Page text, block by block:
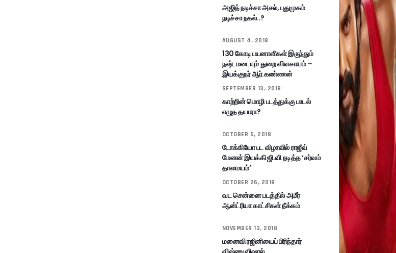
அஜித் நடிச்சா அசல், புதுமுகம்
நடிச்சா நகல்..?
AUGUST 4, 2018
130 கோடி பயனாளிகள் இருந்தும்
நஷ்டமடையும் துறை விவசாயம் –
இயக்குநர் ஆர்.கண்ணன்
SEPTEMBER 13, 2018
காற்றின் மொழி படத்துக்கு பாடல்
எழுத தயாரா?
OCTOBER 6, 2018
டோக்கியோ பட விழாவில் ராஜீவ்
மேனன் இயக்கி ஜி.வி நடித்த ‘சர்வம்
தாளமயம்’
OCTOBER 26, 2018
வட சென்னை படத்தில் அமீர்
ஆன்ட்ரியா காட்சிகள் நீக்கம்
NOVEMBER 13, 2018
மனைவி ரஜினியைப் பிரிந்தார்